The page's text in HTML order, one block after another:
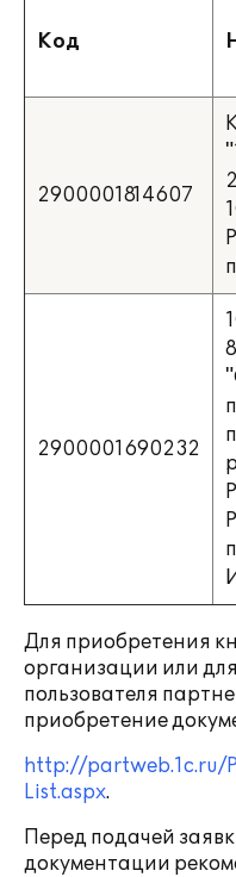
Код
2900001814607
2900001690232
Для приобретения
организации или
пользователя
приобретение
http://partweb.1c.ru/
List.aspx.
Перед подачей
документации